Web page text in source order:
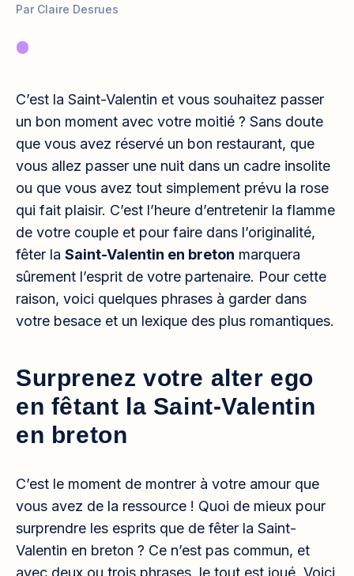
Par Claire Desrues
C’est la Saint-Valentin et vous souhaitez passer
un bon moment avec votre moitié ? Sans doute
que vous avez réservé un bon restaurant, que
vous allez passer une nuit dans un cadre insolite
ou que vous avez tout simplement prévu la rose
qui fait plaisir. C’est l’heure d’entretenir la flamme
de votre couple et pour faire dans l’originalité,
fêter la Saint-Valentin en breton marquera
sûrement l’esprit de votre partenaire. Pour cette
raison, voici quelques phrases à garder dans
votre besace et un lexique des plus romantiques.
Surprenez votre alter ego
en fêtant la Saint-Valentin
en breton
C’est le moment de montrer à votre amour que
vous avez de la ressource ! Quoi de mieux pour
surprendre les esprits que de fêter la Saint-
Valentin en breton ? Ce n’est pas commun, et
avec deux ou trois phrases, le tout est joué. Voici